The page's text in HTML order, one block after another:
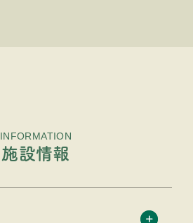
INFORMATION
施設情報